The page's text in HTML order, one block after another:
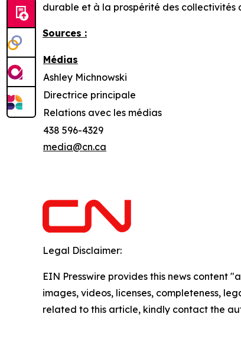
durable et à la prospérité des collectivités
Sources :
Médias
Ashley Michnowski
Directrice principale
Relations avec les médias
438 596-4329
media@cn.ca
Legal Disclaimer:
EIN Presswire provides this news content
images, videos, licenses, completeness,
related to this article, kindly contact the